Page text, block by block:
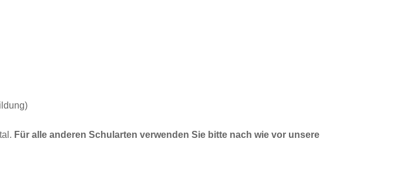
Für alle anderen Schularten verwenden Sie bitte nach wie vor unsere